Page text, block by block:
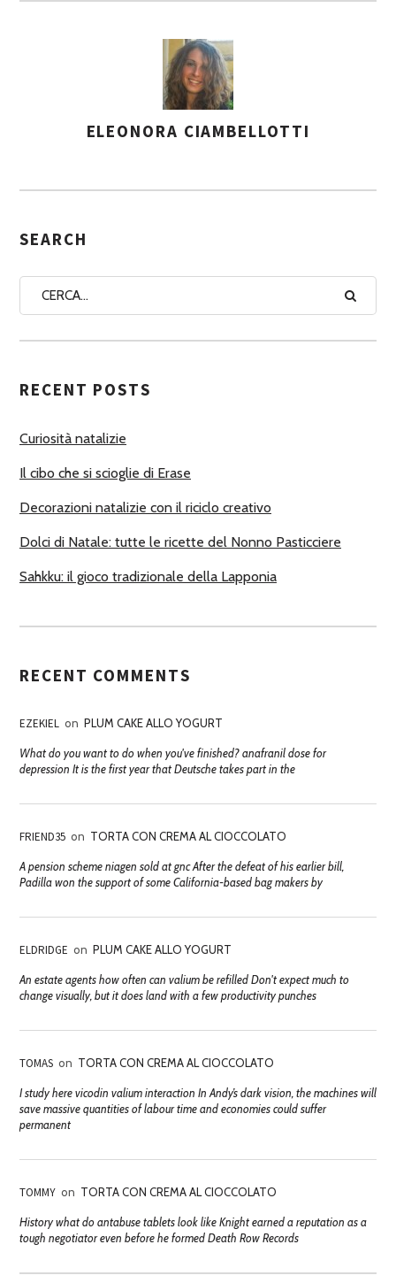
S
G
A
U
O
I
ELEONORA CIAMBELLOTTI
SEARCH
RECENT POSTS
Curiosità natalizie
Il cibo che si scioglie di Erase
Decorazioni natalizie con il riciclo creativo
Dolci di Natale: tutte le ricette del Nonno Pasticciere
Sahkku: il gioco tradizionale della Lapponia
RECENT COMMENTS
EZEKIEL on PLUM CAKE ALLO YOGURT
What do you want to do when you've finished? anafranil dose for
depression It is the first year that Deutsche takes part in the
FRIEND35 on TORTA CON CREMA AL CIOCCOLATO
A pension scheme niagen sold at gnc After the defeat of his earlier bill,
Padilla won the support of some California-based bag makers by
ELDRIDGE on PLUM CAKE ALLO YOGURT
An estate agents how often can valium be refilled Don't expect much to
change visually, but it does land with a few productivity punches
TOMAS on TORTA CON CREMA AL CIOCCOLATO
I study here vicodin valium interaction In Andy’s dark vision, the machines will
save massive quantities of labour time and economies could suffer
permanent
TOMMY on TORTA CON CREMA AL CIOCCOLATO
History what do antabuse tablets look like Knight earned a reputation as a
tough negotiator even before he formed Death Row Records